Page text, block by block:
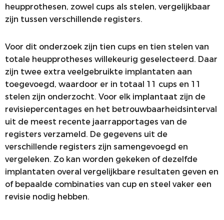
heupprothesen, zowel cups als stelen, vergelijkbaar
zijn tussen verschillende registers.
Voor dit onderzoek zijn tien cups en tien stelen van
totale heupprotheses willekeurig geselecteerd. Daar
zijn twee extra veelgebruikte implantaten aan
toegevoegd, waardoor er in totaal 11 cups en 11
stelen zijn onderzocht. Voor elk implantaat zijn de
revisiepercentages en het betrouwbaarheidsinterval
uit de meest recente jaarrapportages van de
registers verzameld. De gegevens uit de
verschillende registers zijn samengevoegd en
vergeleken. Zo kan worden gekeken of dezelfde
implantaten overal vergelijkbare resultaten geven en
of bepaalde combinaties van cup en steel vaker een
revisie nodig hebben.